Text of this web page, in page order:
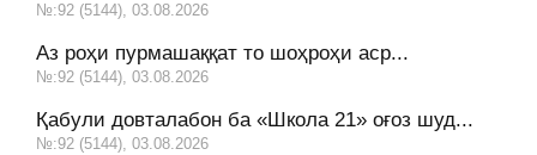
№:92 (5144), 03.08.2026
Аз роҳи пурмашаққат то шоҳроҳи аср...
№:92 (5144), 03.08.2026
Қабули довталабон ба «Школа 21» оғоз шуд...
№:92 (5144), 03.08.2026